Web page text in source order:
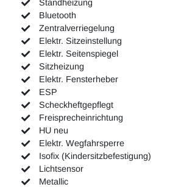
Standheizung
Bluetooth
Zentralverriegelung
Elektr. Sitzeinstellung
Elektr. Seitenspiegel
Sitzheizung
Elektr. Fensterheber
ESP
Scheckheftgepflegt
Freisprecheinrichtung
HU neu
Elektr. Wegfahrsperre
Isofix (Kindersitzbefestigung)
Lichtsensor
Metallic